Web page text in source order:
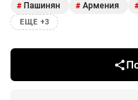
# Пашинян # Армения
ЕЩЕ +3